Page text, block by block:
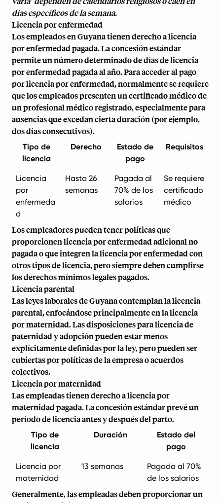
días específicos de la semana.
Licencia por enfermedad
Los empleados en Guyana tienen derecho a licencia
por enfermedad pagada. La concesión estándar
permite un número determinado de días de licencia
por enfermedad pagada al año. Para acceder al pago
por licencia por enfermedad, normalmente se requiere
que los empleados presenten un certificado médico de
un profesional médico registrado, especialmente para
ausencias que excedan cierta duración (por ejemplo,
dos días consecutivos).
Tipo de
licencia
Derecho
Estado de
pago
Requisitos
Licencia
por
enfermeda
d
Hasta 26
semanas
Pagada al
70% de los
salarios
Se requiere
certificado
médico
Los empleadores pueden tener políticas que
proporcionen licencia por enfermedad adicional no
pagada o que integren la licencia por enfermedad con
otros tipos de licencia, pero siempre deben cumplirse
los derechos mínimos legales pagados.
Licencia parental
Las leyes laborales de Guyana contemplan la licencia
parental, enfocándose principalmente en la licencia
por maternidad. Las disposiciones para licencia de
paternidad y adopción pueden estar menos
explícitamente definidas por la ley, pero pueden ser
cubiertas por políticas de la empresa o acuerdos
colectivos.
Licencia por maternidad
Las empleadas tienen derecho a licencia por
maternidad pagada. La concesión estándar prevé un
período de licencia antes y después del parto.
Tipo de
licencia
Duración
Estado del
pago
Licencia por
maternidad
13 semanas
Pagada al 70%
de los salarios
Generalmente, las empleadas deben proporcionar un